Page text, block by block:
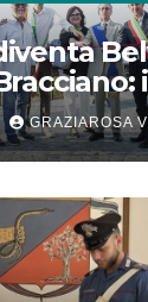
GRAZIAROSA